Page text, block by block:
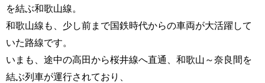
を結ぶ和歌山線。
和歌山線も、少し前まで国鉄時代からの車両が大活躍して
いた路線です。
いまも、途中の高田から桜井線へ直通、和歌山～奈良間を
結ぶ列車が運行されており、